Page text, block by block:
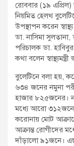
রোববার (১৯ এপ্রিল)
নিয়মিত হেলথ
উপস্থাপন করেন
ডা. নাসিমা
পরিচালক ডা.
কথা বলেন
বুলেটিনে বলা হয়,
৬৩৪ জনের নমুনা
হাজার ৮২৫জনের।
মধ্যে আরো
করোনায় মোট
আক্রান্ত রোগীদের
দাঁড়ালো ৯১জনে।